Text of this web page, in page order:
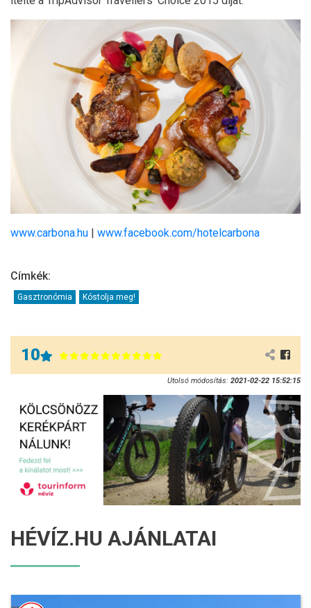
www.carbona.hu | www.facebook.com/hotelcarbona
Címkék:
Gasztronómia Kóstolja meg!
10
Utolsó módosítás: 2021-02-22 15:52:15
HÉVÍZ.HU AJÁNLATAI